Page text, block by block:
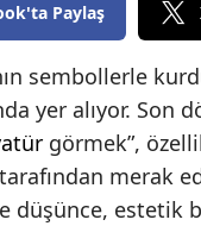
Paylaş
sembollerle
yer alıyor. Son
görmek”,
merak
düşünce, estetik